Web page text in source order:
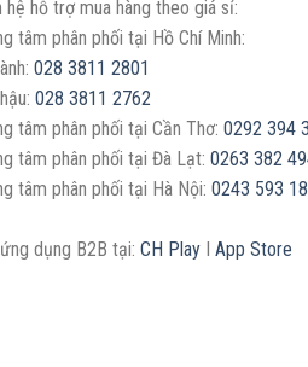
hệ hỗ trợ mua hàng theo giá sỉ:
tâm phân phối tại Hồ Chí Minh:
028 3811 2801
028 3811 2762
tâm phân phối tại Cần Thơ:0292 394
tâm phân phối tại Đà Lạt:0263 382
tâm phân phối tại Hà Nội:0243 593
dụng B2B tại:CH Play IApp Store